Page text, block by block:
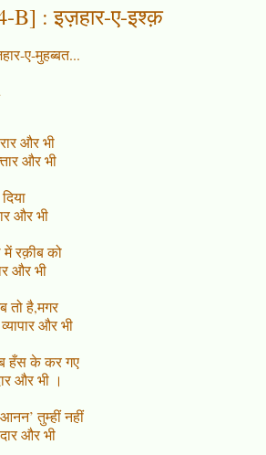
: इज़हार-ए-इश्क़
ए-मुहब्बत...
और भी
और भी
और भी
रक़ीब को
और भी
तो है,मगर
और भी
हँस के कर गए
और भी ।
तुम्हीं नहीं
और भी